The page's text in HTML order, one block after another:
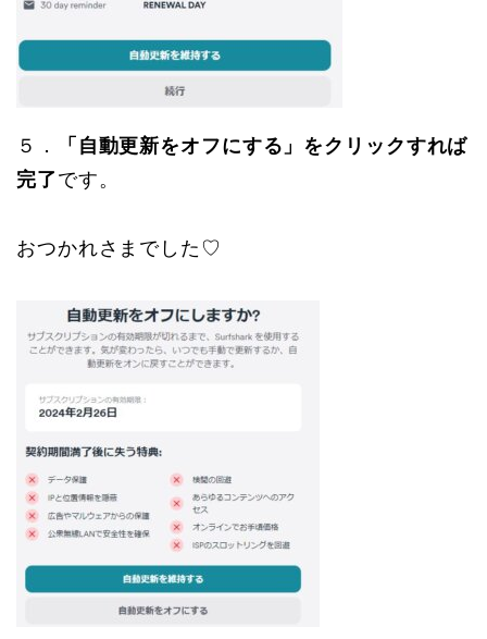
５．
「自動更新をオフにする」をクリックすれば
完了 です。
おつかれさまでした♡